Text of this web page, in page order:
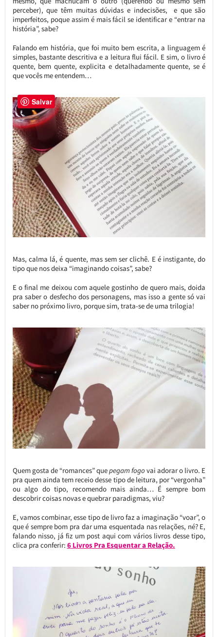
perceber), que têm muitas dúvidas e indecisões, e que são
imperfeitos, poque assim é mais fácil se identificar e “entrar na
história”, sabe?
Falando em história, que foi muito bem escrita, a linguagem é
simples, bastante descritiva e a leitura flui fácil. E sim, o livro é
quente, bem quente, explicita e detalhadamente quente, se é
que vocês me entendem…
Mas, calma lá, é quente, mas sem ser clichê. E é instigante, do
tipo que nos deixa “imaginando coisas”, sabe?
E o final me deixou com aquele gostinho de quero mais, doida
pra saber o desfecho dos personagens, mas isso a gente só vai
saber no próximo livro, porque sim, trata-se de uma trilogia!
Quem gosta de “romances” quepegam fogo vai adorar o livro. E
pra quem ainda tem receio desse tipo de leitura, por “vergonha”
ou algo do tipo, recomendo mais ainda… É sempre bom
descobrir coisas novas e quebrar paradigmas, viu?
E, vamos combinar, esse tipo de livro faz a imaginação “voar”, o
que é sempre bom pra dar uma esquentada nas relações, né? E,
falando nisso, já fiz um post aqui com vários livros desse tipo,
clica pra conferir: 6 Livros Pra Esquentar a Relação.
Salvar